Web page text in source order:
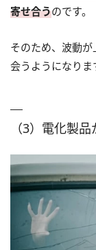
寄せ合うのです。
そのため、波動
会うようになりま
（3）電化製